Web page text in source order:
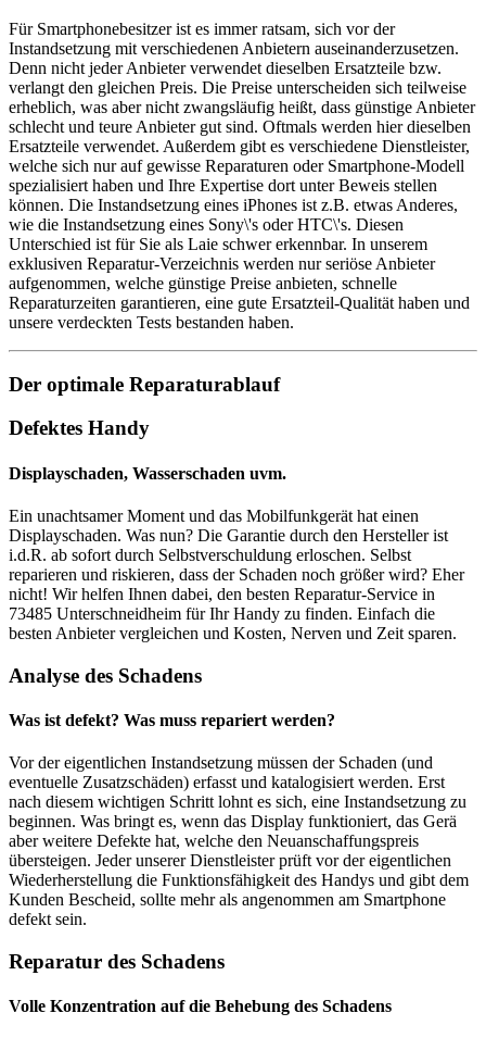
Für Smartphonebesitzer ist es immer ratsam, sich vor der
Instandsetzung mit verschiedenen Anbietern auseinanderzusetzen.
Denn nicht jeder Anbieter verwendet dieselben Ersatzteile bzw.
verlangt den gleichen Preis. Die Preise unterscheiden sich teilweise
erheblich, was aber nicht zwangsläufig heißt, dass günstige Anbieter
schlecht und teure Anbieter gut sind. Oftmals werden hier dieselben
Ersatzteile verwendet. Außerdem gibt es verschiedene Dienstleister,
welche sich nur auf gewisse Reparaturen oder Smartphone-Modell
spezialisiert haben und Ihre Expertise dort unter Beweis stellen
können. Die Instandsetzung eines iPhones ist z.B. etwas Anderes,
wie die Instandsetzung eines Sony\'s oder HTC\'s. Diesen
Unterschied ist für Sie als Laie schwer erkennbar. In unserem
exklusiven Reparatur-Verzeichnis werden nur seriöse Anbieter
aufgenommen, welche günstige Preise anbieten, schnelle
Reparaturzeiten garantieren, eine gute Ersatzteil-Qualität haben und
unsere verdeckten Tests bestanden haben.
Der optimale Reparaturablauf
Defektes Handy
Displayschaden, Wasserschaden uvm.
Ein unachtsamer Moment und das Mobilfunkgerät hat einen
Displayschaden. Was nun? Die Garantie durch den Hersteller ist
i.d.R. ab sofort durch Selbstverschuldung erloschen. Selbst
reparieren und riskieren, dass der Schaden noch größer wird? Eher
nicht! Wir helfen Ihnen dabei, den besten Reparatur-Service in
73485 Unterschneidheim für Ihr Handy zu finden. Einfach die
besten Anbieter vergleichen und Kosten, Nerven und Zeit sparen.
Analyse des Schadens
Was ist defekt? Was muss repariert werden?
Vor der eigentlichen Instandsetzung müssen der Schaden (und
eventuelle Zusatzschäden) erfasst und katalogisiert werden. Erst
nach diesem wichtigen Schritt lohnt es sich, eine Instandsetzung zu
beginnen. Was bringt es, wenn das Display funktioniert, das Gerä
aber weitere Defekte hat, welche den Neuanschaffungspreis
übersteigen. Jeder unserer Dienstleister prüft vor der eigentlichen
Wiederherstellung die Funktionsfähigkeit des Handys und gibt dem
Kunden Bescheid, sollte mehr als angenommen am Smartphone
defekt sein.
Reparatur des Schadens
Volle Konzentration auf die Behebung des Schadens